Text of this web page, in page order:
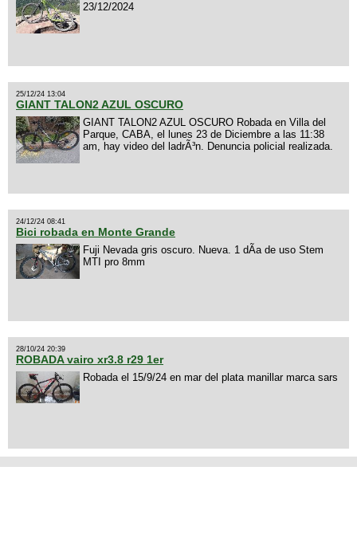
23/12/2024
25/12/24 13:04
GIANT TALON2 AZUL OSCURO
GIANT TALON2 AZUL OSCURO Robada en Villa del
Parque, CABA, el lunes 23 de Diciembre a las 11:38
am, hay video del ladrÃ³n. Denuncia policial realizada.
24/12/24 08:41
Bici robada en Monte Grande
Fuji Nevada gris oscuro. Nueva. 1 dÃ­a de uso Stem
MTI pro 8mm
28/10/24 20:39
ROBADA vairo xr3.8 r29 1er
Robada el 15/9/24 en mar del plata manillar marca sars